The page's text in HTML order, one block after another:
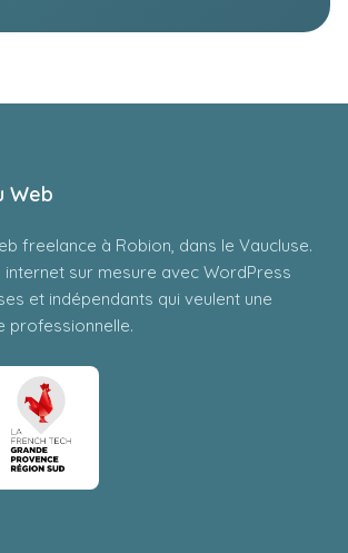
Web
freelance à Robion, dans le Vaucluse.
sur mesure avec WordPress
et indépendants qui veulent une
professionnelle.